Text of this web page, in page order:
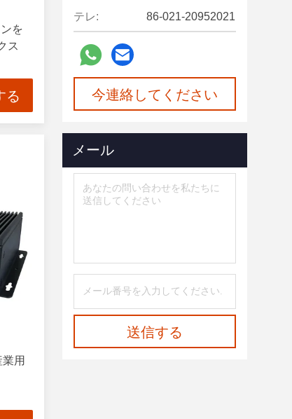
を
ス
る
用
テレ: 86-021-20952021
今連絡してください
メール
送信する